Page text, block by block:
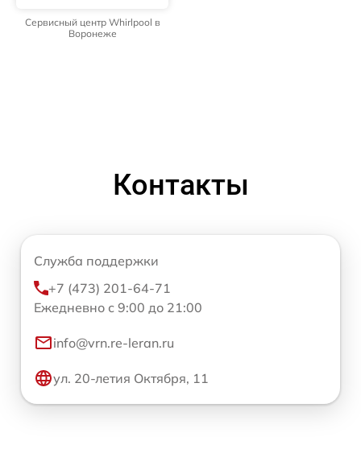
Сервисный центр Whirlpool в
Воронеже
Контакты
Служба поддержки
+7 (473) 201-64-71
Ежедневно с 9:00 до 21:00
info@vrn.re-leran.ru
ул. 20-летия Октября, 11